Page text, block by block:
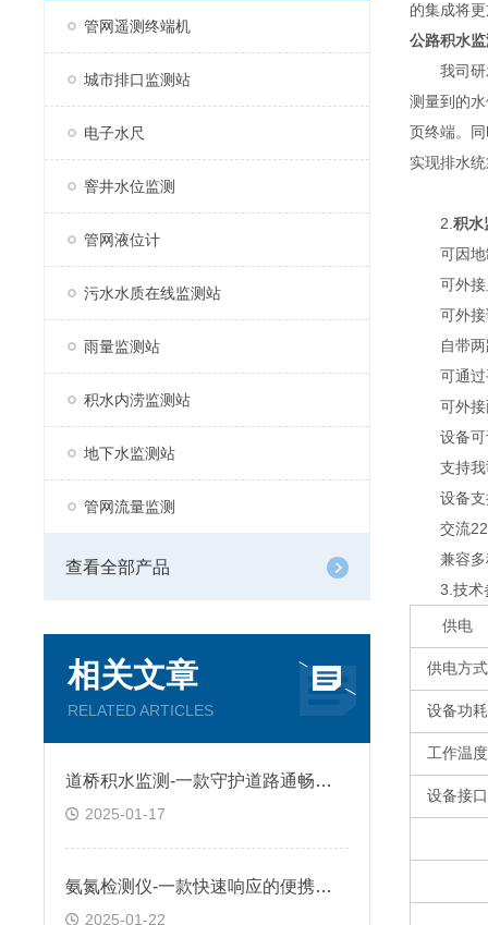
管网遥测终端机
城市排口监测站
电子水尺
窨井水位监测
管网液位计
污水水质在线监测站
雨量监测站
积水内涝监测站
地下水监测站
管网流量监测
查看全部产品
相关文章
RELATED ARTICLES
道桥积水监测-一款守护道路通畅的道路积水监测设备
2025-01-17
氨氮检测仪-一款快速响应的便携式水质检测仪
2025-01-22
的集成将
公路积水
我司研发
测量到的
页终端。
实现排水
2. 积水
可因地制
可外接显
可外接语
自带两路
可通过手
可外接两
设备可设
支持我司
设备支
交流
兼容多
3.技术
供电
供电方式
设备功耗
工作温度
设备接口